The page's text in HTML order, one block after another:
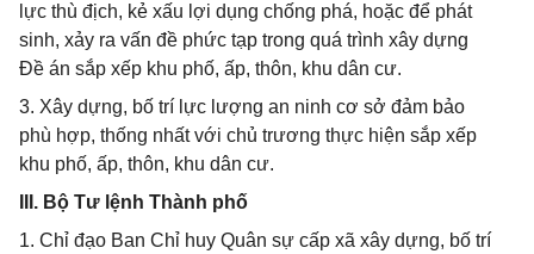
lực thù địch, kẻ xấu lợi dụng chống phá, hoặc để phát
sinh, xảy ra vấn đề phức tạp trong quá trình xây dựng
Đề án sắp xếp khu phố, ấp, thôn, khu dân cư.
3. Xây dựng, bố trí lực lượng an ninh cơ sở đảm bảo
phù hợp, thống nhất với chủ trương thực hiện sắp xếp
khu phố, ấp, thôn, khu dân cư.
III. Bộ Tư lệnh Thành phố
1. Chỉ đạo Ban Chỉ huy Quân sự cấp xã xây dựng, bố trí